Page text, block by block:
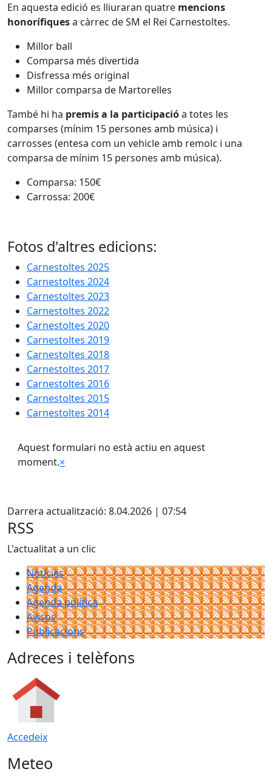
En aquesta edició es lliuraran quatre mencions
honorífiquesa càrrec de SM el Rei Carnestoltes.
Millor ball
Comparsa més divertida
Disfressa més original
Millor comparsa de Martorelles
També hi ha premis a la participacióa totes les
comparses (mínim 15 persones amb música) i
carrosses (entesa com un vehicle amb remolc i una
comparsa de mínim 15 persones amb música).
Comparsa: 150€
Carrossa: 200€
Fotos d'altres edicions:
Carnestoltes 2025
Carnestoltes 2024
Carnestoltes 2023
Carnestoltes 2022
Carnestoltes 2020
Carnestoltes 2019
Carnestoltes 2018
Carnestoltes 2017
Carnestoltes 2016
Carnestoltes 2015
Carnestoltes 2014
Aquest formulari no està actiu en aquest
moment.×
Darrera actualització: 8.04.2026 | 07:54
RSS
L'actualitat a un clic
Notícies
Agenda
Agenda política
Avisos
Publicacions
Adreces i telèfons
Accedeix
Meteo